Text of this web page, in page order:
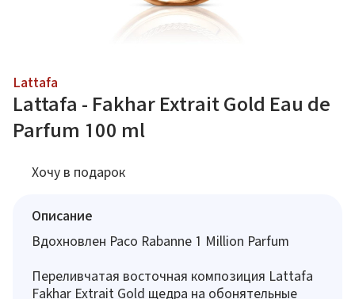
Lattafa
Lattafa - Fakhar Extrait Gold Eau de
Parfum 100 ml
Хочу в подарок
Описание
Вдохновлен Paco Rabanne 1 Million Parfum
Переливчатая восточная композиция Lattafa
Fakhar Extrait Gold щедра на обонятельные